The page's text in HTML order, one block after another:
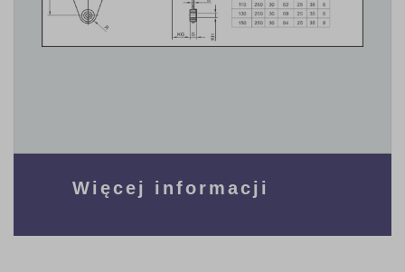
Więcej informacji